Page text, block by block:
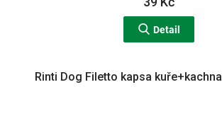
Detail
Rinti Dog Filetto kapsa